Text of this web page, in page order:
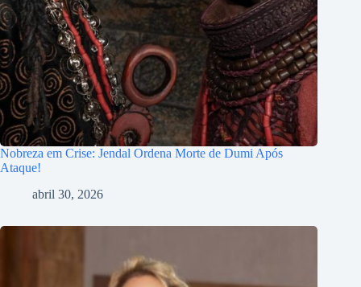
Nobreza em Crise: Jendal Ordena Morte de Dumi Após
Ataque!
abril 30, 2026